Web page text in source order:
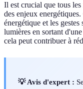
Il est crucial que tous
des enjeux
énergétique et les
lumières en sortant
cela peut contribuer à
💡 Avis d'expert :